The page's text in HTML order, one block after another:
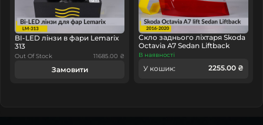
BI-LED лінзи в фари Lemarix
313
Out Of Stock 11685.00 ₴
Замовити
Скло заднього ліхтаря Skoda
Octavia A7 Sedan Liftback
(2016-2020) рест ліве
В наявності
У кошик: 2255.00 ₴